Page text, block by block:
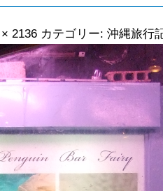
2136カテゴリー: 沖縄旅行